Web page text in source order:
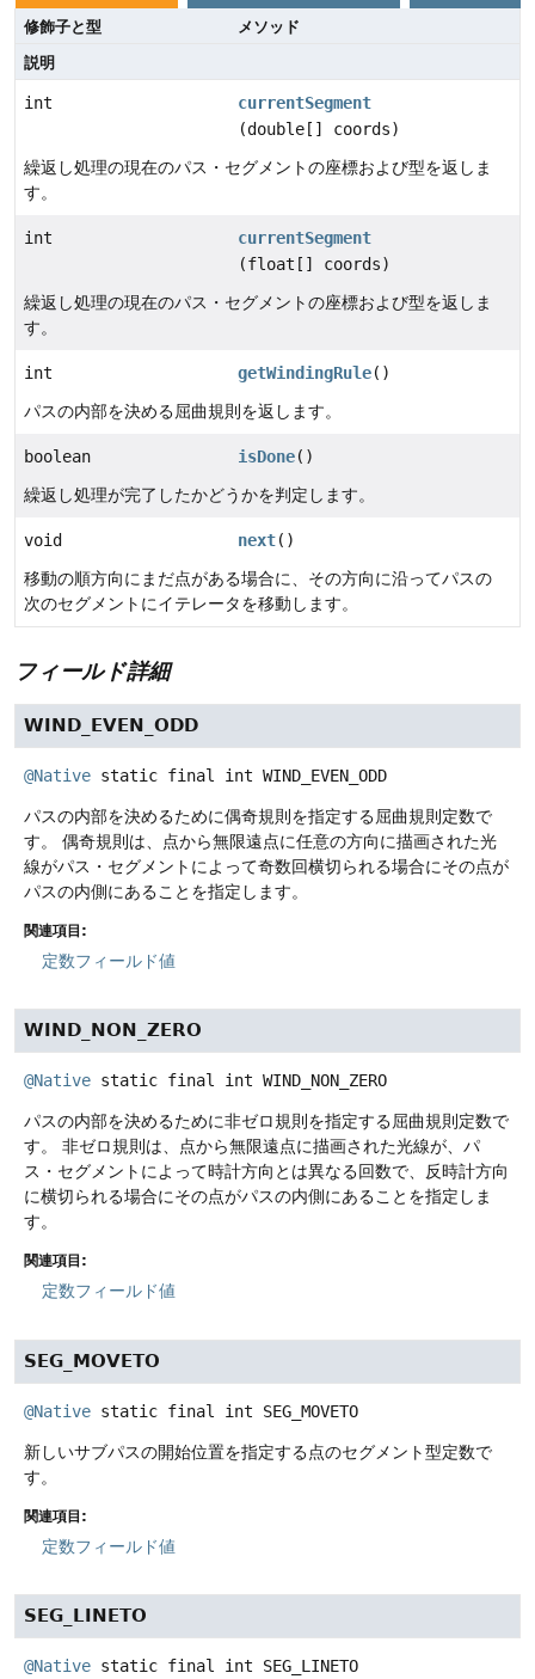
修飾子と型
メソッド
説明
int
currentSegment
(double[] coords)
繰返し処理の現在のパス・セグメントの座標および型を返しま
す。
int
currentSegment
(float[] coords)
繰返し処理の現在のパス・セグメントの座標および型を返しま
す。
int getWindingRule()
パスの内部を決める屈曲規則を返します。
boolean isDone()
繰返し処理が完了したかどうかを判定します。
void next()
移動の順方向にまだ点がある場合に、その方向に沿ってパスの
次のセグメントにイテレータを移動します。
フィールド詳細
WIND_EVEN_ODD
@Native static final int WIND_EVEN_ODD
パスの内部を決めるために偶奇規則を指定する屈曲規則定数で
す。
偶奇規則は、点から無限遠点に任意の方向に描画された光
線がパス・セグメントによって奇数回横切られる場合にその点が
パスの内側にあることを指定します。
関連項目:
定数フィールド値
WIND_NON_ZERO
@Native static final int WIND_NON_ZERO
パスの内部を決めるために非ゼロ規則を指定する屈曲規則定数で
す。
非ゼロ規則は、点から無限遠点に描画された光線が、パ
ス・セグメントによって時計方向とは異なる回数で、反時計方向
に横切られる場合にその点がパスの内側にあることを指定しま
す。
関連項目:
定数フィールド値
SEG_MOVETO
@Native static final int SEG_MOVETO
新しいサブパスの開始位置を指定する点のセグメント型定数で
す。
関連項目:
定数フィールド値
SEG_LINETO
@Native static final int SEG_LINETO